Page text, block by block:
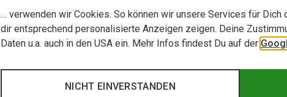
… verwenden wir Cookies. So können wir unsere Services für
dir entsprechend personalisierte Anzeigen zeigen. Deine
Daten u.a. auch in den USA ein. Mehr Infos findest Du auf der
NICHT EINVERSTANDEN